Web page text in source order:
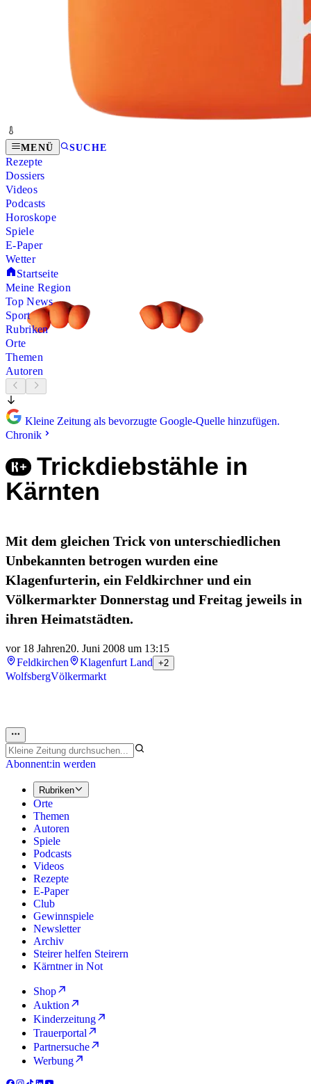
MENÜ SUCHE
Rezepte
Dossiers
Videos
Podcasts
Horoskope
Spiele
E-Paper
Wetter
Startseite
Meine Region
Top News
Sport
Rubriken
Orte
Themen
Autoren
Kleine Zeitung als bevorzugte Google-Quelle hinzufügen.
Chronik
Trickdiebstähle in
Kärnten
Mit dem gleichen Trick von unterschiedlichen
Unbekannten betrogen wurden eine
Klagenfurterin, ein Feldkirchner und ein
Völkermarkter Donnerstag und Freitag jeweils in
ihren Heimatstädten.
vor 18 Jahren20. Juni 2008 um 13:15
Feldkirchen
Klagenfurt Land +2
WolfsbergVölkermarkt
Abonnent:in werden
Rubriken
Orte
Themen
Autoren
Spiele
Podcasts
Videos
Rezepte
E-Paper
Club
Gewinnspiele
Newsletter
Archiv
Steirer helfen Steirern
Kärntner in Not
Shop
Auktion
Kinderzeitung
Trauerportal
Partnersuche
Werbung